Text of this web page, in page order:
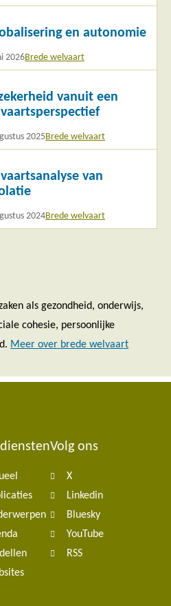
en autonomie
2026Brede welvaart
vanuit een
2025Brede welvaart
van
2024Brede welvaart
als gezondheid, onderwijs,
cohesie, persoonlijke
Meer over brede welvaart
Volg ons
X
Linkedin
Bluesky
YouTube
RSS